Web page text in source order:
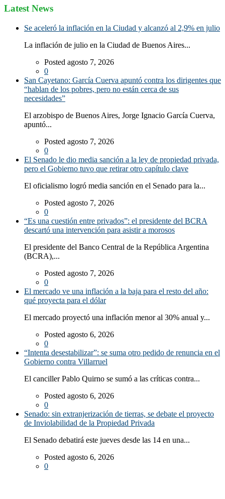
Latest News
Se aceleró la inflación en la Ciudad y alcanzó al 2,9% en julio
La inflación de julio en la Ciudad de Buenos Aires...
Posted agosto 7, 2026
0
San Cayetano: García Cuerva apuntó contra los dirigentes que
“hablan de los pobres, pero no están cerca de sus
necesidades”
El arzobispo de Buenos Aires, Jorge Ignacio García Cuerva,
apuntó...
Posted agosto 7, 2026
0
El Senado le dio media sanción a la ley de propiedad privada,
pero el Gobierno tuvo que retirar otro capítulo clave
El oficialismo logró media sanción en el Senado para la...
Posted agosto 7, 2026
0
“Es una cuestión entre privados”: el presidente del BCRA
descartó una intervención para asistir a morosos
El presidente del Banco Central de la República Argentina
(BCRA),...
Posted agosto 7, 2026
0
El mercado ve una inflación a la baja para el resto del año:
qué proyecta para el dólar
El mercado proyectó una inflación menor al 30% anual y...
Posted agosto 6, 2026
0
“Intenta desestabilizar”: se suma otro pedido de renuncia en el
Gobierno contra Villarruel
El canciller Pablo Quirno se sumó a las críticas contra...
Posted agosto 6, 2026
0
Senado: sin extranjerización de tierras, se debate el proyecto
de Inviolabilidad de la Propiedad Privada
El Senado debatirá este jueves desde las 14 en una...
Posted agosto 6, 2026
0